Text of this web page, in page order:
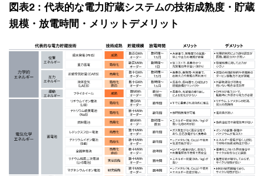
図表2：代表的な電力貯蔵システムの技術成熟度・貯蔵
規模・放電時間・メリットデメリット